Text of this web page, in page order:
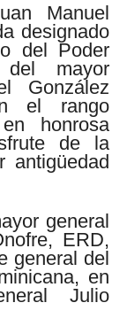
Manuel
designado
del Poder
del mayor
González
el rango
honrosa
de la
antigüedad
general
ERD,
general del
en
Julio